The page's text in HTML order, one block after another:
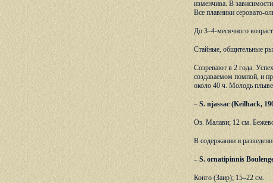
изменчива. В
Все плавники серовато-
До 3–4-месячного
Стайные, общительные
Созревают в 2 года.
создаваемом помпой, и
около 40 ч. Молодь
– S. njassac (Keilhack,
Оз. Малави; 12 см.
В содержании и
– S. ornatipinnis
Конго (Заир); 15–22 см.